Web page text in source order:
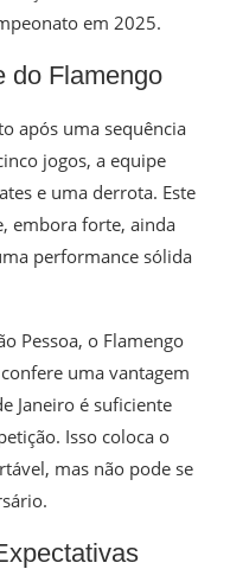
em 2025.
do Flamengo
após uma sequência
jogos, a equipe
e uma derrota. Este
embora forte, ainda
performance sólida
Pessoa, o Flamengo
uma vantagem
Janeiro é suficiente
Isso coloca o
mas não pode se